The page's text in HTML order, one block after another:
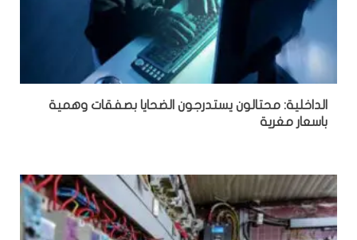
الداخلية: محتالون يستدرجون الضحايا بصفقات وهمية
باسعار مغرية